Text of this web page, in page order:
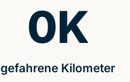
gefahrene Kilometer
0K